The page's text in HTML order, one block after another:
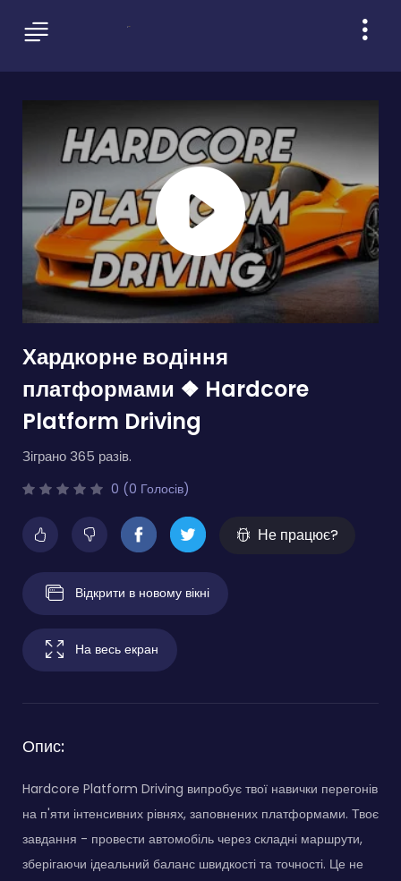
Хардкорне водіння
платформами ❖ Hardcore
Platform Driving
Зіграно 365 разів.
0 (0 Голосів)
Не працює?
Відкрити в новому вікні
На весь екран
Опис:
Hardcore Platform Driving випробує твої навички перегонів
на п'яти інтенсивних рівнях, заповнених платформами. Твоє
завдання - провести автомобіль через складні маршрути,
зберігаючи ідеальний баланс швидкості та точності. Це не